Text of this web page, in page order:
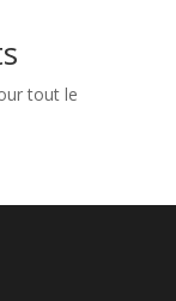
tout le